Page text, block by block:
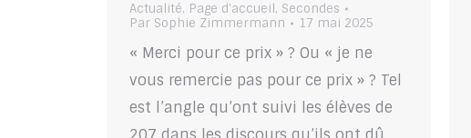
Actualité, Page d'accueil, Secondes
Par Sophie Zimmermann 17 mai 2025
« Merci pour ce prix » ? Ou « je ne
vous remercie pas pour ce prix » ? Tel
est l’angle qu’ont suivi les élèves de